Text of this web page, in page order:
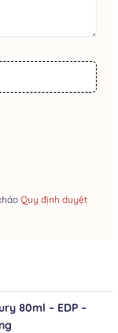
Quy định duyệt
80ml – EDP –